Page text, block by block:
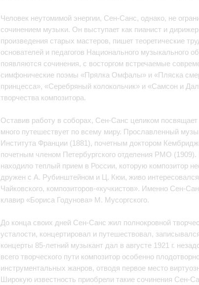
Человек неутомимой энергии, Сен-Санс, однако, не
сочинением музыки. Он выступает как пианист и
произведения старых мастеров, пишет теоретические
основателей и педагогов Национального музыкального
появляются сочинения, с восторгом встречаемые
симфонические поэмы «Прялка Омфалы» и «Пляска
принцесса», «Серебряный колокольчик» и «Самсон и
творчества композитора.
Оставив работу в соборах, Сен-Санс целиком
много путешествует по всему миру. Прославленный
Института Франции (1881), почетным доктором
почетным членом Петербургского отделения РМО
находило теплый прием в России, которую композитор
дружен с А. Рубинштейном и Ц. Кюи, живо
Чайковского, композиторов-«кучкистов». Именно Сен-
клавир «Бориса Годунова» М. Мусоргского.
До конца своих дней Сен-Санс жил полнокровной
усталости, концертировал и путешествовал,
концерты 85-летний музыкант дал в августе 1921 г.
всего творческого пути композитор особенно
инструментальных жанров, отводя первое место
Широкую известность приобрели такие сочинения Сен-